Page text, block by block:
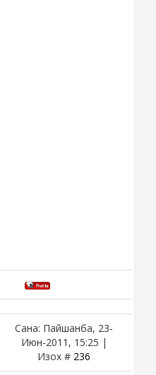
Сана: Пайшанба, 23-
Июн-2011, 15:25 |
Изох # 236